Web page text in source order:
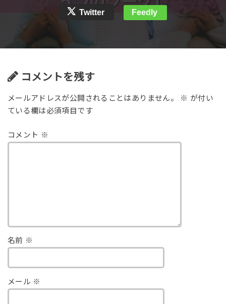
Twitter Feedly
コメントを残す
メールアドレスが公開されることはありません。 ※ が付い
ている欄は必須項目です
コメント ※
名前 ※
メール ※